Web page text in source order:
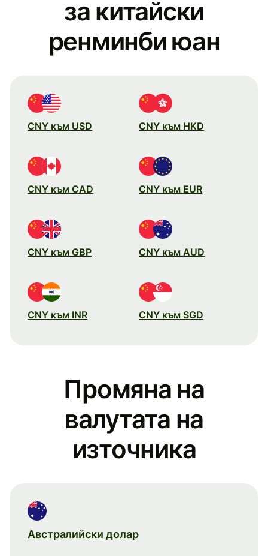
за китайски
ренминби юан
CNY към USD CNY към HKD
CNY към CAD CNY към EUR
CNY към GBP CNY към AUD
CNY към INR CNY към SGD
Промяна на
валутата на
източника
Австралийски долар